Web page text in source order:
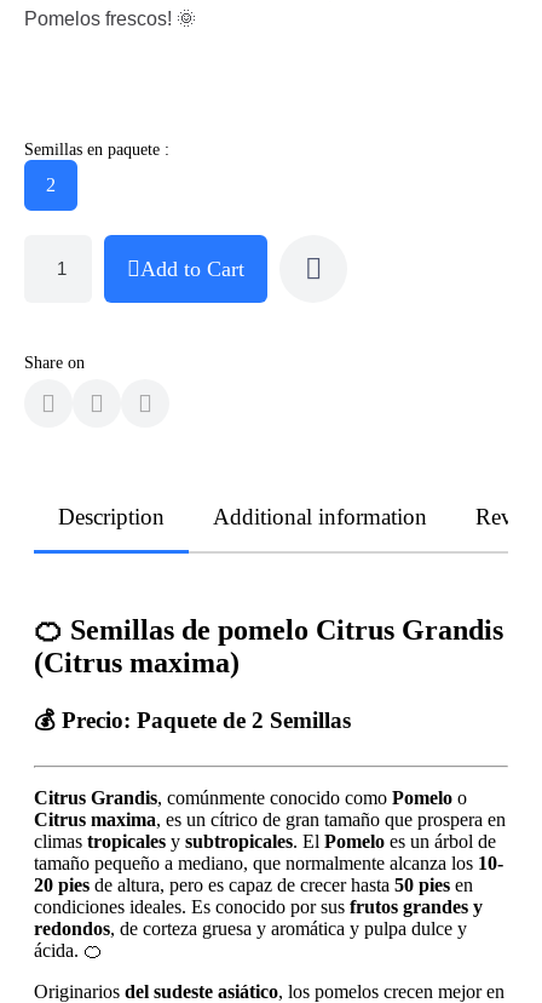
Pomelos frescos! 🌞
Semillas en paquete :
2
Add to Cart
Share on
Description Additional information
🍊 Semillas de pomelo Citrus Grandis
(Citrus maxima)
💰 Precio: Paquete de 2 Semillas
Citrus Grandis, comúnmente conocido como Pomelo o
Citrus maxima, es un cítrico de gran tamaño que prospera en
climas tropicales y subtropicales. El Pomelo es un árbol de
tamaño pequeño a mediano, que normalmente alcanza los 10-
20 pies de altura, pero es capaz de crecer hasta 50 pies en
condiciones ideales. Es conocido por sus frutos grandes y
redondos, de corteza gruesa y aromática y pulpa dulce y
ácida. 🍊
Originarios del sudeste asiático, los pomelos crecen mejor en